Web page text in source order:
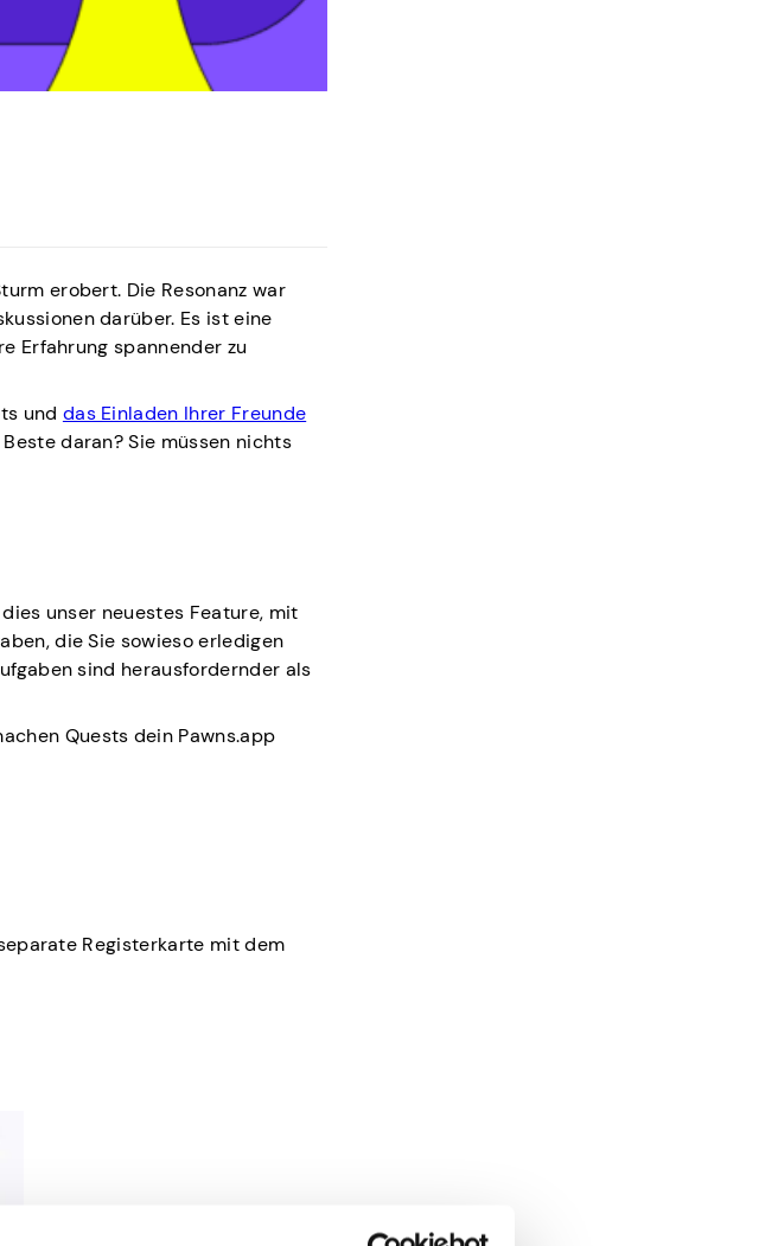
erobert. Die Resonanz war
darüber. Es ist eine
Erfahrung spannender zu
und das Einladen Ihrer Freunde
daran? Sie müssen nichts
unser neuestes Feature, mit
die Sie sowieso erledigen
sind herausfordernder als
Quests dein Pawns.app
Registerkarte mit dem